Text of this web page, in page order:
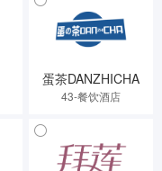
蛋茶DANZHICHA
43-餐饮酒店